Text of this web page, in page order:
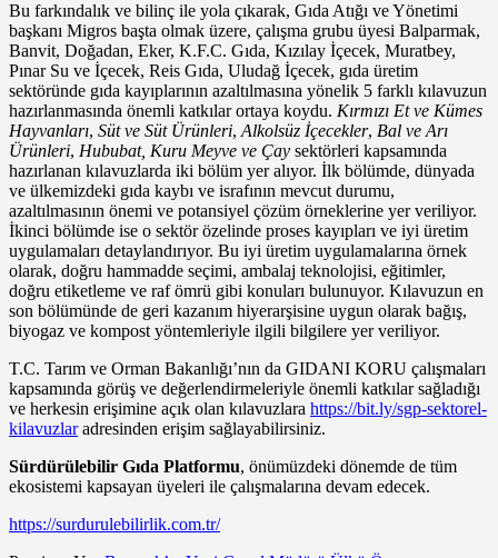
Bu farkındalık ve bilinç ile yola çıkarak, Gıda Atığı ve Yönetimi
başkanı Migros başta olmak üzere, çalışma grubu üyesi Balparmak,
Banvit, Doğadan, Eker, K.F.C. Gıda, Kızılay İçecek, Muratbey,
Pınar Su ve İçecek, Reis Gıda, Uludağ İçecek, gıda üretim
sektöründe gıda kayıplarının azaltılmasına yönelik 5 farklı kılavuzun
hazırlanmasında önemli katkılar ortaya koydu. Kırmızı Et ve Kümes
Hayvanları, Süt ve Süt Ürünleri, Alkolsüz İçecekler, Bal ve Arı
Ürünleri, Hububat, Kuru Meyve ve Çay sektörleri kapsamında
hazırlanan kılavuzlarda iki bölüm yer alıyor. İlk bölümde, dünyada
ve ülkemizdeki gıda kaybı ve israfının mevcut durumu,
azaltılmasının önemi ve potansiyel çözüm örneklerine yer veriliyor.
İkinci bölümde ise o sektör özelinde proses kayıpları ve iyi üretim
uygulamaları detaylandırıyor. Bu iyi üretim uygulamalarına örnek
olarak, doğru hammadde seçimi, ambalaj teknolojisi, eğitimler,
doğru etiketleme ve raf ömrü gibi konuları bulunuyor. Kılavuzun en
son bölümünde de geri kazanım hiyerarşisine uygun olarak bağış,
biyogaz ve kompost yöntemleriyle ilgili bilgilere yer veriliyor.
T.C. Tarım ve Orman Bakanlığı’nın da GIDANI KORU çalışmaları
kapsamında görüş ve değerlendirmeleriyle önemli katkılar sağladığı
ve herkesin erişimine açık olan kılavuzlara https://bit.ly/sgp-sektorel-
kilavuzlaradresinden erişim sağlayabilirsiniz.
Sürdürülebilir Gıda Platformu, önümüzdeki dönemde de tüm
ekosistemi kapsayan üyeleri ile çalışmalarına devam edecek.
https://surdurulebilirlik.com.tr/